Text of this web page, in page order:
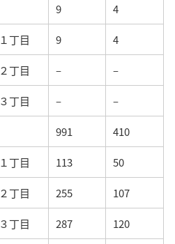
9 4
１丁目 9 4
２丁目 – –
３丁目 – –
991 410
１丁目 113 50
２丁目 255 107
３丁目 287 120